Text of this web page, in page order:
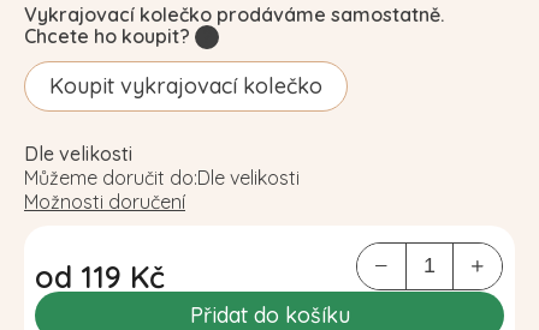
od 119 Kč
Měrná
cena:
Přidat do košíku
Vykrajovací kolečko prodáváme samostatně.
Chcete ho koupit?
Koupit vykrajovací kolečko
Dle velikosti
Můžeme doručit do:Dle velikosti
Možnosti doručení